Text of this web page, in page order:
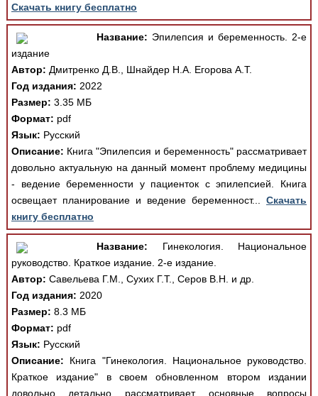
Скачать книгу бесплатно
Название: Эпилепсия и беременность. 2-е
издание
Автор: Дмитренко Д.В., Шнайдер Н.А. Егорова А.Т.
Год издания: 2022
Размер: 3.35 МБ
Формат: pdf
Язык: Русский
Описание: Книга "Эпилепсия и беременность" рассматривает
довольно актуальную на данный момент проблему медицины
- ведение беременности у пациенток с эпилепсией. Книга
освещает планирование и ведение беременност...Скачать
книгу бесплатно
Название: Гинекология. Национальное
руководство. Краткое издание. 2-е издание.
Автор: Савельева Г.М., Сухих Г.Т., Серов В.Н. и др.
Год издания: 2020
Размер: 8.3 МБ
Формат: pdf
Язык: Русский
Описание: Книга "Гинекология. Национальное руководство.
Краткое издание" в своем обновленном втором издании
довольно детально рассматривает основные вопросы